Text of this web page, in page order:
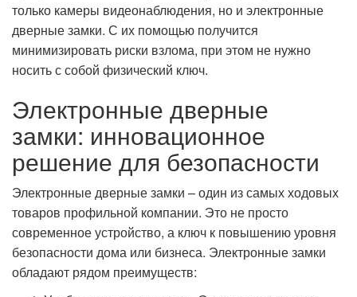
только камеры видеонаблюдения, но и электронные
дверные замки. С их помощью получится
минимизировать риски взлома, при этом не нужно
носить с собой физический ключ.
Электронные дверные
замки: инновационное
решение для безопасности
Электронные дверные замки – один из самых ходовых
товаров профильной компании. Это не просто
современное устройство, а ключ к повышению уровня
безопасности дома или бизнеса. Электронные замки
обладают рядом преимуществ: